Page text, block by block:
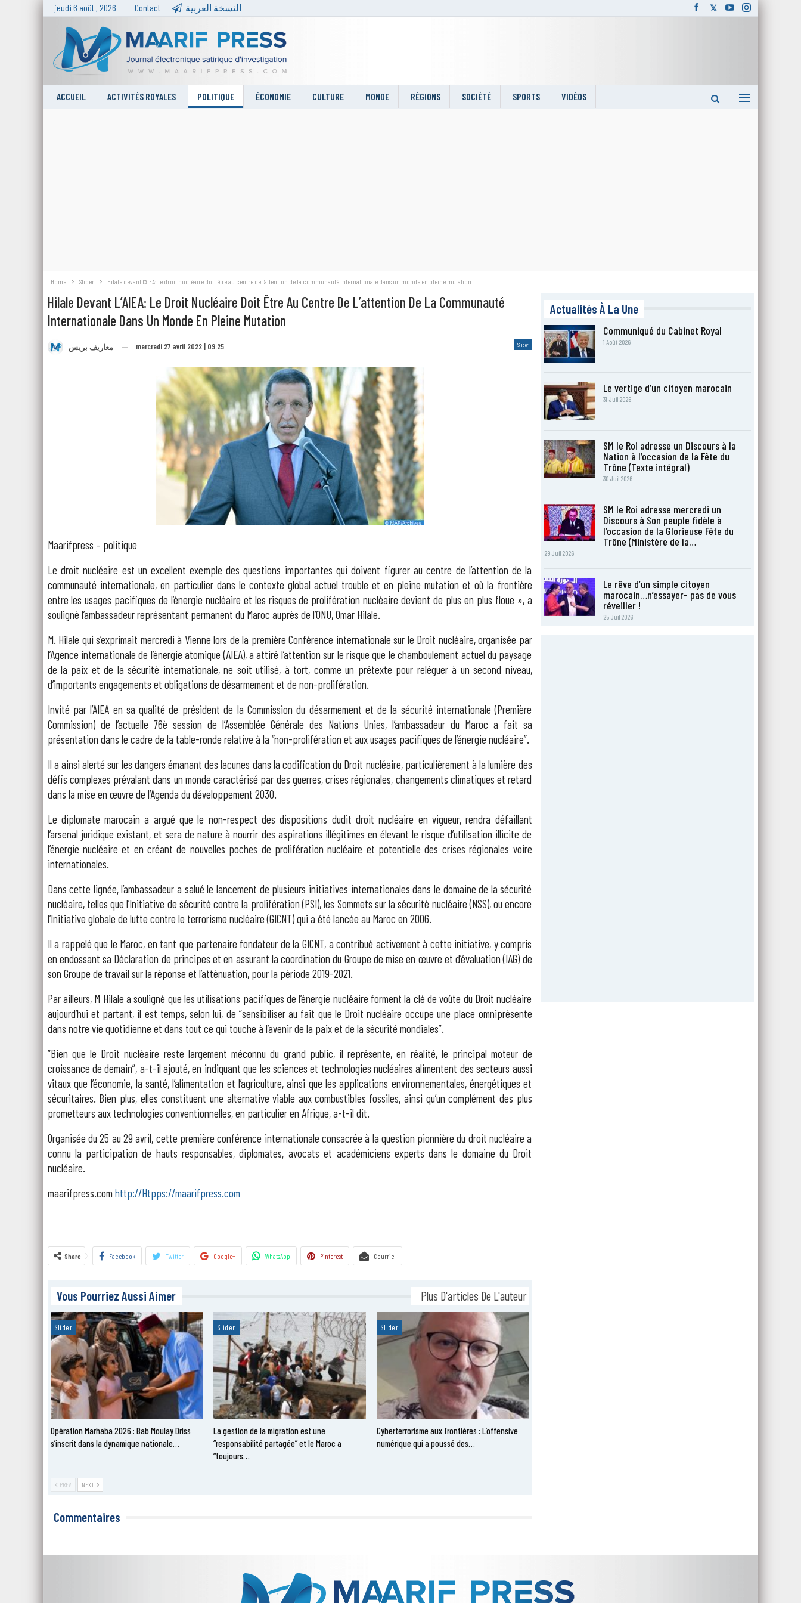
jeudi 6 août , 2026 Contact النسخة العربية
ACCUEIL ACTIVITÉS ROYALES POLITIQUE ÉCONOMIE CULTURE MONDE RÉGIONS SOCIÉTÉ SPORTS VIDÉOS
Home Slider Hilale devant l’AIEA: le droit nucléaire doit être au centre de l’attention de la communauté internationale dans un monde en pleine mutation
Hilale Devant L’AIEA: Le Droit Nucléaire Doit Être Au Centre De L’attention De La Communauté
Internationale Dans Un Monde En Pleine Mutation
Slider معاريف بريس mercredi 27 avril 2022 | 09:25
Maarifpress – politique
Le droit nucléaire est un excellent exemple des questions importantes qui doivent figurer au centre de l’attention de la
communauté internationale, en particulier dans le contexte global actuel trouble et en pleine mutation et où la frontière
entre les usages pacifiques de l’énergie nucléaire et les risques de prolifération nucléaire devient de plus en plus floue », a
souligné l’ambassadeur représentant permanent du Maroc auprès de l’ONU, Omar Hilale.
M. Hilale qui s’exprimait mercredi à Vienne lors de la première Conférence internationale sur le Droit nucléaire, organisée par
l’Agence internationale de l’énergie atomique (AIEA), a attiré l’attention sur le risque que le chamboulement actuel du paysage
de la paix et de la sécurité internationale, ne soit utilisé, à tort, comme un prétexte pour reléguer à un second niveau,
d’importants engagements et obligations de désarmement et de non-prolifération.
Invité par l’AIEA en sa qualité de président de la Commission du désarmement et de la sécurité internationale (Première
Commission) de l’actuelle 76è session de l’Assemblée Générale des Nations Unies, l’ambassadeur du Maroc a fait sa
présentation dans le cadre de la table-ronde relative à la “non-prolifération et aux usages pacifiques de l’énergie nucléaire”.
Il a ainsi alerté sur les dangers émanant des lacunes dans la codification du Droit nucléaire, particulièrement à la lumière des
défis complexes prévalant dans un monde caractérisé par des guerres, crises régionales, changements climatiques et retard
dans la mise en œuvre de l’Agenda du développement 2030.
Le diplomate marocain a argué que le non-respect des dispositions dudit droit nucléaire en vigueur, rendra défaillant
l’arsenal juridique existant, et sera de nature à nourrir des aspirations illégitimes en élevant le risque d’utilisation illicite de
l’énergie nucléaire et en créant de nouvelles poches de prolifération nucléaire et potentielle des crises régionales voire
internationales.
Dans cette lignée, l’ambassadeur a salué le lancement de plusieurs initiatives internationales dans le domaine de la sécurité
nucléaire, telles que l’Initiative de sécurité contre la prolifération (PSI), les Sommets sur la sécurité nucléaire (NSS), ou encore
l’Initiative globale de lutte contre le terrorisme nucléaire (GICNT) qui a été lancée au Maroc en 2006.
Il a rappelé que le Maroc, en tant que partenaire fondateur de la GICNT, a contribué activement à cette initiative, y compris
en endossant sa Déclaration de principes et en assurant la coordination du Groupe de mise en œuvre et d’évaluation (IAG) de
son Groupe de travail sur la réponse et l’atténuation, pour la période 2019-2021.
Par ailleurs, M Hilale a souligné que les utilisations pacifiques de l’énergie nucléaire forment la clé de voûte du Droit nucléaire
aujourd’hui et partant, il est temps, selon lui, de “sensibiliser au fait que le Droit nucléaire occupe une place omniprésente
dans notre vie quotidienne et dans tout ce qui touche à l’avenir de la paix et de la sécurité mondiales”.
“Bien que le Droit nucléaire reste largement méconnu du grand public, il représente, en réalité, le principal moteur de
croissance de demain”, a-t-il ajouté, en indiquant que les sciences et technologies nucléaires alimentent des secteurs aussi
vitaux que l’économie, la santé, l’alimentation et l’agriculture, ainsi que les applications environnementales, énergétiques et
sécuritaires. Bien plus, elles constituent une alternative viable aux combustibles fossiles, ainsi qu’un complément des plus
prometteurs aux technologies conventionnelles, en particulier en Afrique, a-t-il dit.
Organisée du 25 au 29 avril, cette première conférence internationale consacrée à la question pionnière du droit nucléaire a
connu la participation de hauts responsables, diplomates, avocats et académiciens experts dans le domaine du Droit
nucléaire.
maarifpress.com http://Htpps://maarifpress.com
Share Facebook Twitter Google+ WhatsApp Pinterest Courriel
Vous Pourriez Aussi Aimer Plus D'articles De L'auteur
Slider
Opération Marhaba 2026 : Bab Moulay Driss
s’inscrit dans la dynamique nationale…
Slider
La gestion de la migration est une
“responsabilité partagée” et le Maroc a
“toujours…
Slider
Cyberterrorisme aux frontières : L’offensive
numérique qui a poussé des…
PREV NEXT
Commentaires
Actualités À La Une
Communiqué du Cabinet Royal
1 Août 2026
Le vertige d’un citoyen marocain
31 Juil 2026
SM le Roi adresse un Discours à la
Nation à l’occasion de la Fête du
Trône (Texte intégral)
30 Juil 2026
SM le Roi adresse mercredi un
Discours à Son peuple fidèle à
l’occasion de la Glorieuse Fête du
Trône (Ministère de la…
29 Juil 2026
Le rêve d’un simple citoyen
marocain…n’essayer- pas de vous
réveiller !
25 Juil 2026